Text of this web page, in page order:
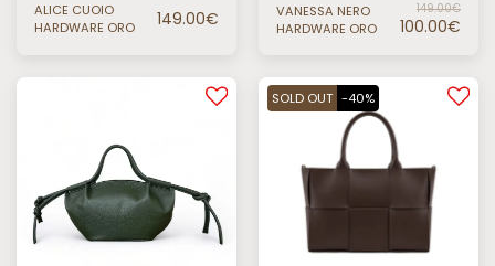
ALICE CUOIO
HARDWARE ORO
149.00€
VANESSA NERO
HARDWARE ORO
149.00€
100.00€
SOLD OUT -40%